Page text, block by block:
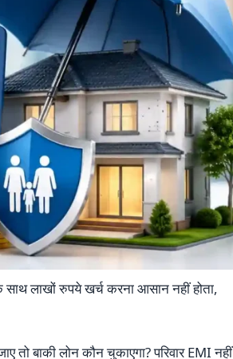
लाखों रुपये खर्च करना आसान नहीं होता,
तो बाकी लोन कौन चुकाएगा? परिवार EMI नहीं